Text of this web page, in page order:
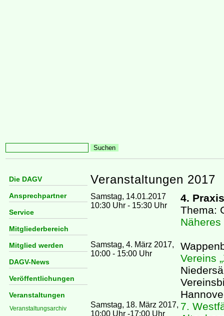
Die DAGV
Ansprechpartner
Service
Mitgliederbereich
Mitglied werden
DAGV-News
Veröffentlichungen
Veranstaltungen
Veranstaltungsarchiv
Veranstaltungen 2017
Samstag, 14.01.2017
10:30 Uhr - 15:30 Uhr
4.
Thema:
Samstag, 4. März 2017,
10:00 - 15:00 Uhr
Vereins
Samstag, 18. März 2017,
10:00 Uhr -17:00 Uhr
7.